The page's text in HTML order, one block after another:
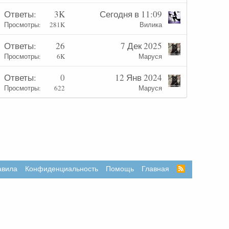
Ответы 3K
Просмотры 281K
Сегодня в 11:09
Вилика
Ответы 26
Просмотры 6K
7 Дек 2025
Маруся
Ответы 0
Просмотры 622
12 Янв 2024
Маруся
Конфиденциальность Помощь Главная